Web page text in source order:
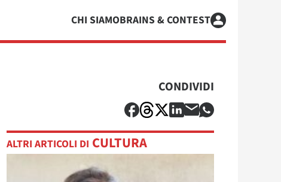
CHI SIAMOBRAINS & CONTEST
CONDIVIDI
ALTRI ARTICOLI DI CULTURA